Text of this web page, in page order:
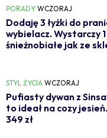
PORADY WCZORAJ
Dodaję 3 łyżki do
wybielacz. Wystarczy
śnieżnobiałe jak ze
STYL ŻYCIA WCZORAJ
Pufiasty dywan z
to ideał na cozy
349 zł